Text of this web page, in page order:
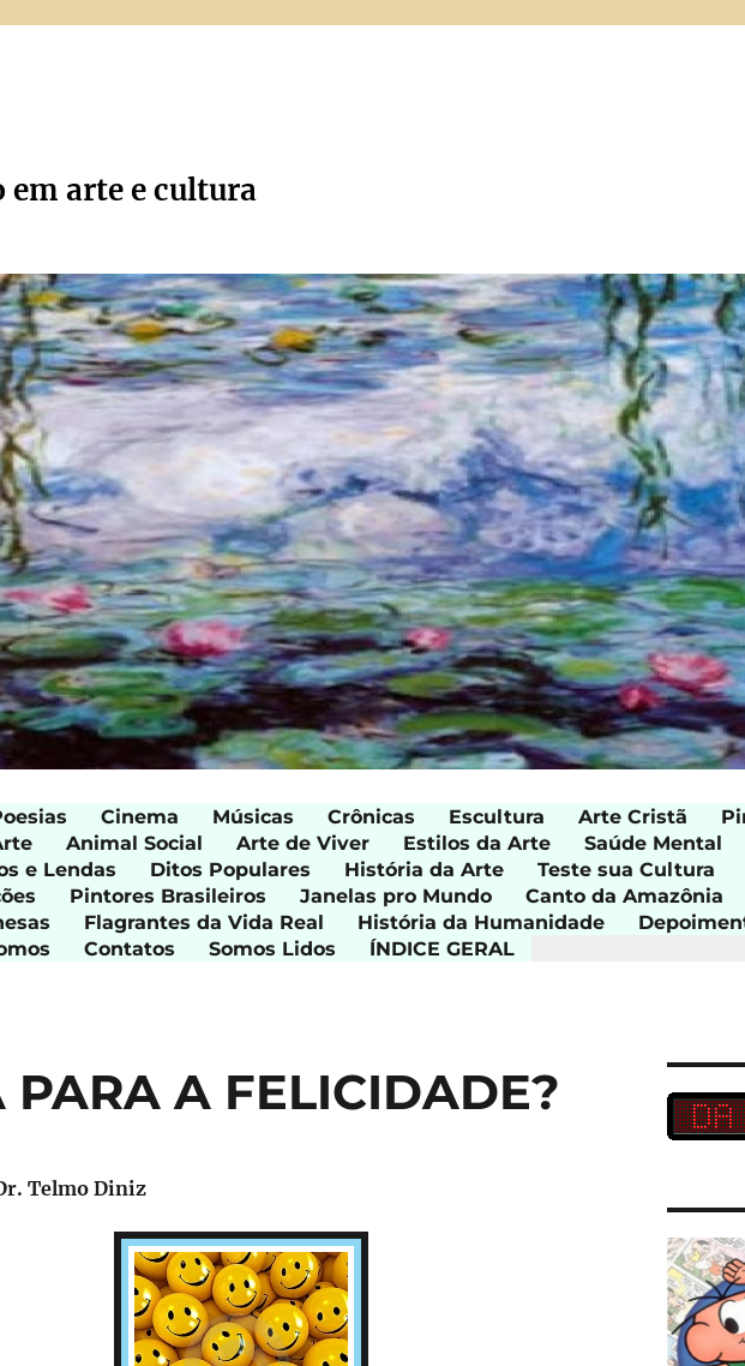
em arte e cultura
Cinema Músicas Crônicas Escultura Arte Cristã
Animal Social Arte de Viver Estilos da Arte Saúde Mental
e Lendas Ditos Populares História da Arte Teste sua Cultura
Pintores Brasileiros Janelas pro Mundo Canto da Amazônia
Flagrantes da Vida Real História da Humanidade
Contatos Somos Lidos ÍNDICE GERAL
PARA A FELICIDADE?
Telmo Diniz